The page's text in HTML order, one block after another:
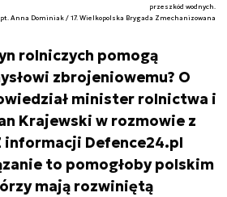
przeszkód wodnych.
Anna Dominiak / 17. Wielkopolska Brygada Zmechanizowana
rolniczych pomogą
zbrojeniowemu? O
minister rolnictwa i
Krajewski w rozmowie z
informacji Defence24.pl
to pomogłoby polskim
mają rozwiniętą